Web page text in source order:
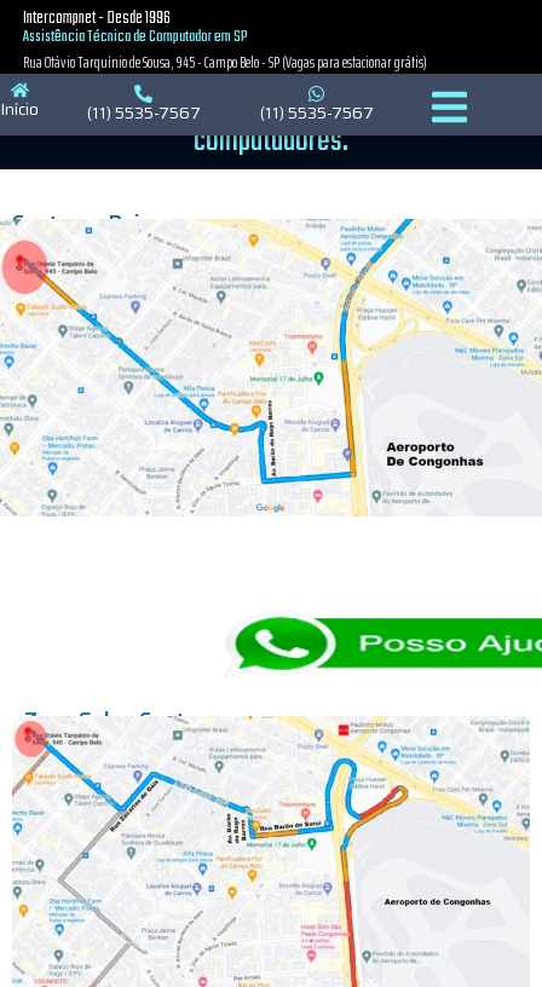
Intercompnet - Desde 1996
Assistência Técnica de Computador em SP
Rua Otávio Tarquínio de Sousa, 945 - Campo Belo - SP (Vagas para estacionar grátis)
Início (11) 5535-7567 (11) 5535-7567
Saiba como chegar na assistência técnica de
computadores.
Centro → Bairro
Zona Sul → Centro